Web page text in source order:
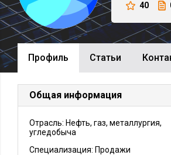
40
Профиль Cтатьи
Общая информация
Отрасль: Нефть, газ, металлургия,
угледобыча
Специализация: Продажи